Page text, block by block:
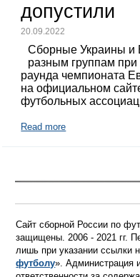
допустили
20.09.2022
Сборные Украины и
разным группам при
раунда чемпионата
на официальном
футбольных
Read more
Сайт сборной России по
защищены. 2006 - 2021 гг.
лишь при указании ссылки
футболу». Администрация